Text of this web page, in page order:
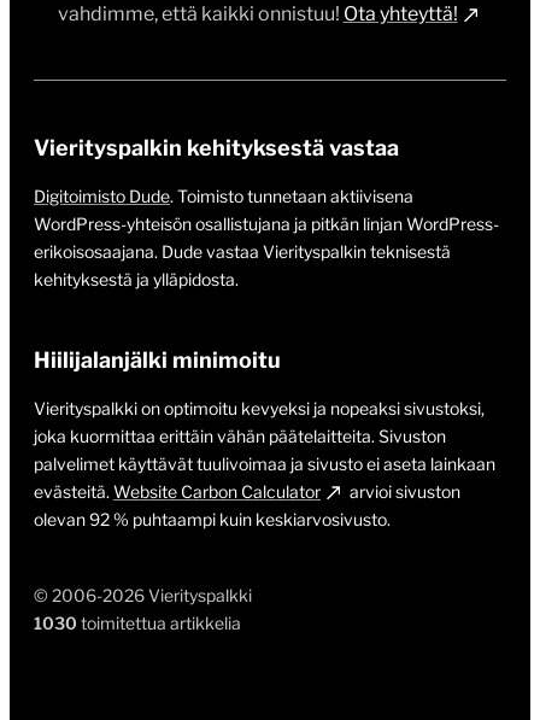
vahdimme, että kaikki onnistuu! Ota yhteyttä!
© 2006-2026 Vierityspalkki
1030 toimitettua artikkelia
Vierityspalkin kehityksestä vastaa
Digitoimisto Dude. Toimisto tunnetaan aktiivisena
WordPress-yhteisön osallistujana ja pitkän linjan WordPress-
erikoisosaajana. Dude vastaa Vierityspalkin teknisestä
kehityksestä ja ylläpidosta.
Hiilijalanjälki minimoitu
Vierityspalkki on optimoitu kevyeksi ja nopeaksi sivustoksi,
joka kuormittaa erittäin vähän päätelaitteita. Sivuston
palvelimet käyttävät tuulivoimaa ja sivusto ei aseta lainkaan
evästeitä. Website Carbon Calculator
arvioi sivuston
olevan 92 % puhtaampi kuin keskiarvosivusto.